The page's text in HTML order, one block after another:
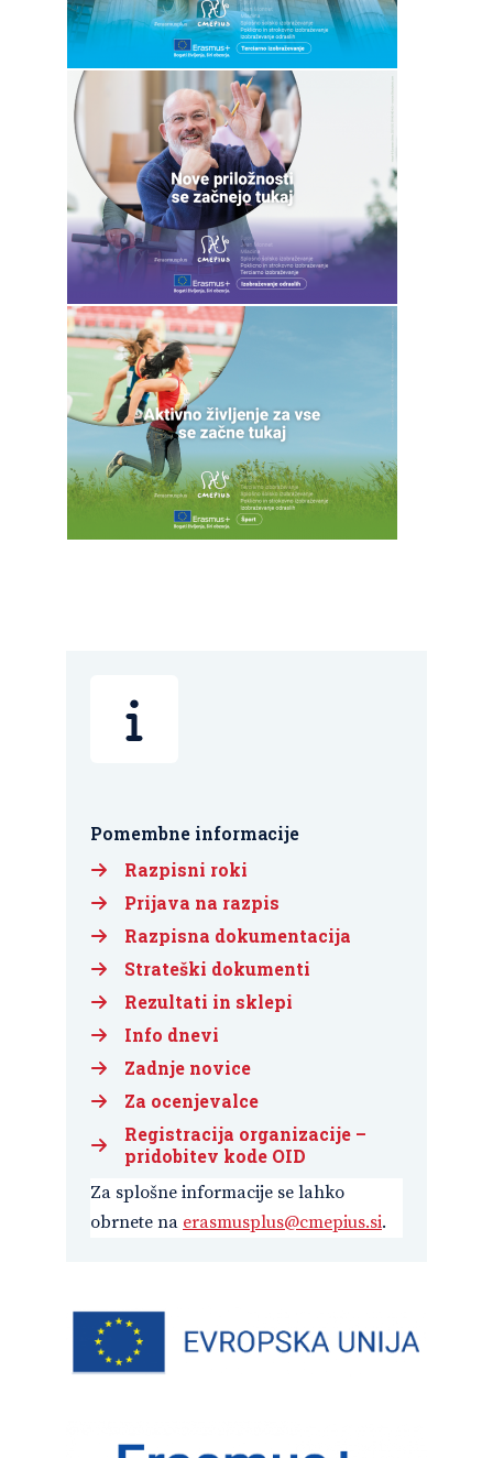
Pomembne informacije
Razpisni roki
Prijava na razpis
Razpisna dokumentacija
Strateški dokumenti
Rezultati in sklepi
Info dnevi
Zadnje novice
Za ocenjevalce
Registracija organizacije –
pridobitev kode OID
Za splošne informacije se lahko
obrnete na erasmusplus@cmepius.si.